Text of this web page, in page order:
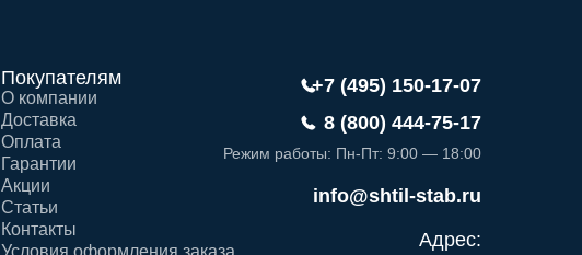
Покупателям
О компании
Доставка
Оплата
Гарантии
Акции
Статьи
Контакты
Условия оформления заказа
Режим работы: Пн-Пт: 9:00 — 18:00
info@shtil-stab.ru
+7 (495) 150-17-07
Адрес:
8 (800) 444-75-17